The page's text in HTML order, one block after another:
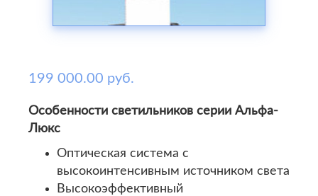
199 000.00 руб.
Особенности светильников серии Альфа-
Люкс
Оптическая система с
высокоинтенсивным источником света
Высокоэффективный